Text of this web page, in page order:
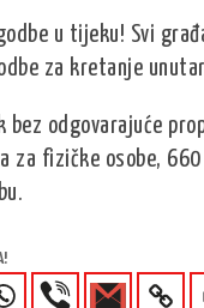
u tijeku! Svi
za kretanje
bez odgovarajuće
za fizičke osobe,